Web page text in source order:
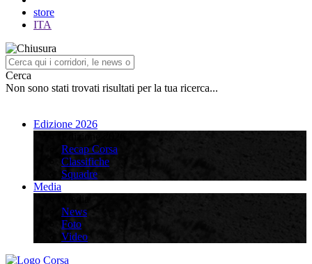
store
ITA
Cerca
Non sono stati trovati risultati per la tua ricerca...
Edizione 2026
Recap Corsa
Classifiche
Squadre
Media
News
Foto
Video